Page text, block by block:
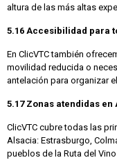
altura de las más altas
5.16 Accesibilidad para
En ClicVTC también
movilidad reducida o
antelación para organizar
5.17 Zonas atendidas en
ClicVTC cubre todas las
Alsacia: Estrasburgo,
pueblos de la Ruta del